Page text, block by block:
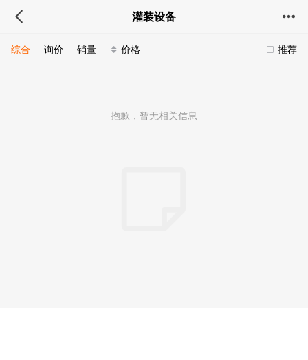
灌装设备
推荐
综合 询价 销量 价格
抱歉，暂无相关信息